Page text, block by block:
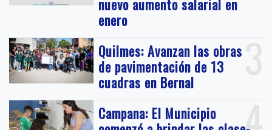
nuevo aumento salarial en
enero
3
Quilmes: Avanzan las obras
de pavimentación de 13
cuadras en Bernal
Campana: El Municipio